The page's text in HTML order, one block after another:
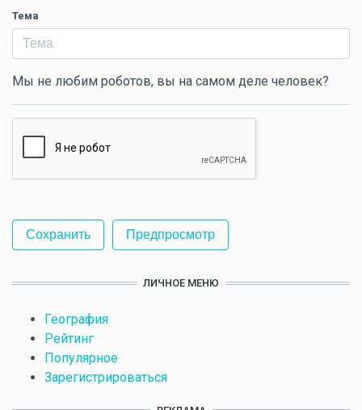
Тема
Мы не любим роботов, вы на самом деле человек?
ЛИЧНОЕ МЕНЮ
География
Рейтинг
Популярное
Зарегистрироваться